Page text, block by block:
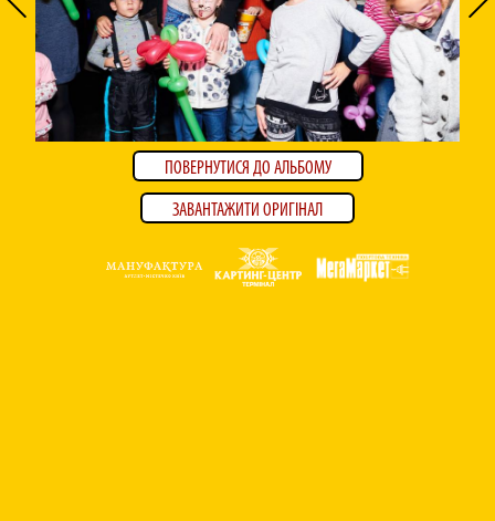
ПОВЕРНУТИСЯ ДО АЛЬБОМУ
ЗАВАНТАЖИТИ ОРИГІНАЛ